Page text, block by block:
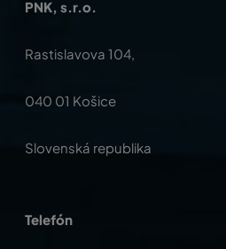
PNK, s.r.o.
Rastislavova 104,
040 01 Košice
Slovenská republika
Telefón